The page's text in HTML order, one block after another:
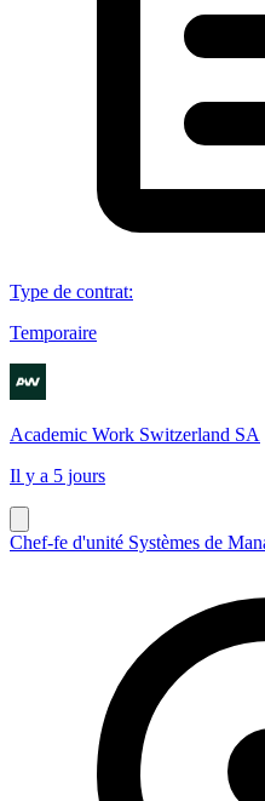
Type de contrat:
Temporaire
Academic Work Switzerland SA
Il y a 5 jours
Chef-fe d'unité Systèmes de